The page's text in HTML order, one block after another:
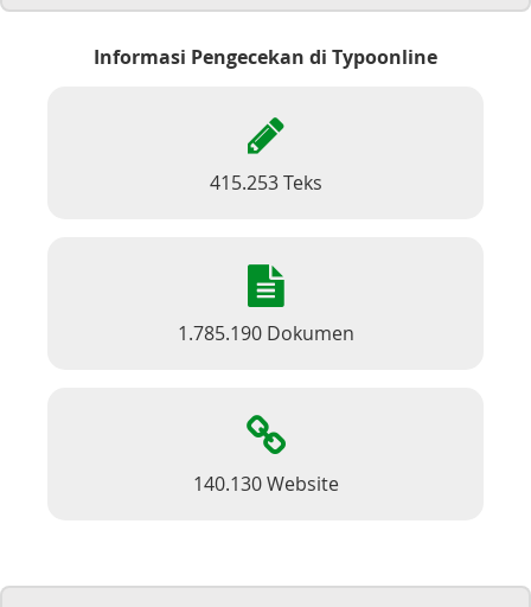
Informasi Pengecekan di Typoonline
415.253 Teks
1.785.190 Dokumen
140.130 Website